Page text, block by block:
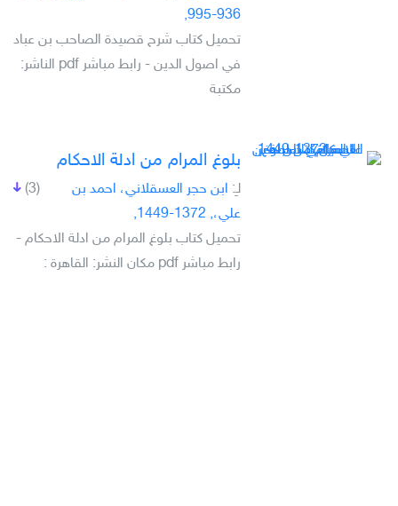
936-995,
تحميل كتاب شرح قصيدة الصاحب بن عباد
في اصول الدين - رابط مباشر pdf الناشر:
مكتبة
بلوغ المرام من ادلة الاحكام
(3) لـِ: ابن حجر العسقلاني، احمد بن
علي،, 1372-1449,
تحميل كتاب بلوغ المرام من ادلة الاحكام -
رابط مباشر pdf مكان النشر: القاهرة :